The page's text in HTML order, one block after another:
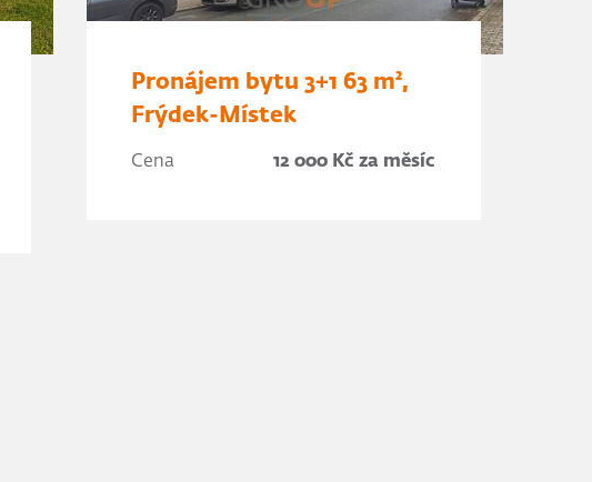
Pronájem bytu 3+1 63 m²,
Frýdek-Místek
Cena 12 000 Kč za měsíc